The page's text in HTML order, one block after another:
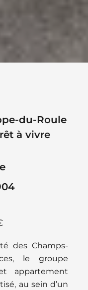
du-Roule
à vivre
des Champs-
le groupe
appartement
au sein d’un